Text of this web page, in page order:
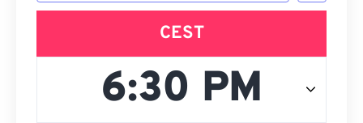
CEST